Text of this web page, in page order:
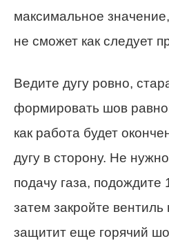
максимальное
не сможет как следует
Ведите дугу ровно,
формировать шов
как работа будет
дугу в сторону. Не
подачу газа, подождите
затем закройте
защитит еще горячий